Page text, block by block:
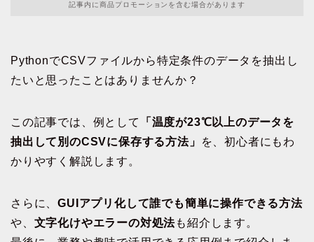
記事内に商品プロモーションを含む場合があります
PythonでCSVファイルから特定条件のデータを抽出し
たいと思ったことはありませんか？
この記事では、例として
「温度が23℃以上のデータを
抽出して別のCSVに保存する方法」
を、初心者にもわ
かりやすく解説します。
さらに、GUIアプリ化して誰でも簡単に操作できる方法
や、 文字化けやエラーの対処法も紹介します。